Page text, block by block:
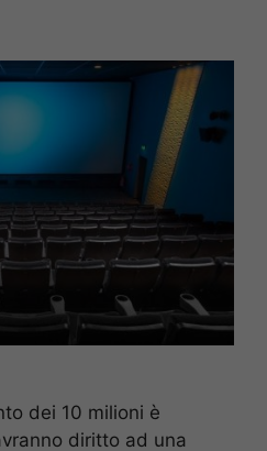
dei 10 milioni è
diritto ad una